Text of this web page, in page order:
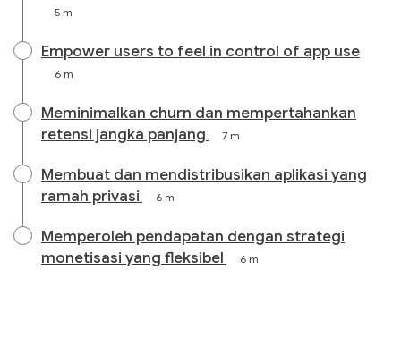
5 m
Empower users to feel in control of app use
6 m
Meminimalkan churn dan mempertahankan
retensi jangka panjang
7 m
Membuat dan mendistribusikan aplikasi yang
ramah privasi
6 m
Memperoleh pendapatan dengan strategi
monetisasi yang fleksibel
6 m